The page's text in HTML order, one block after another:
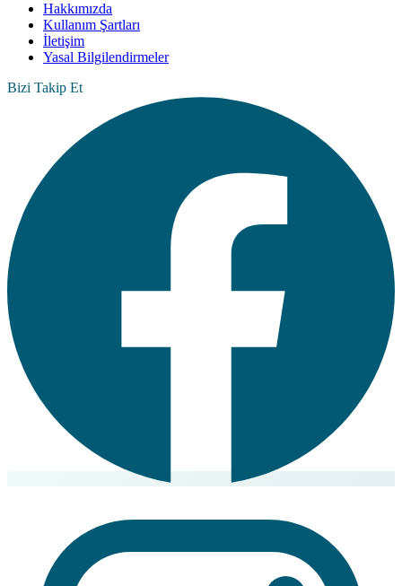
Hakkımızda
Kullanım Şartları
İletişim
Yasal Bilgilendirmeler
Bizi Takip Et